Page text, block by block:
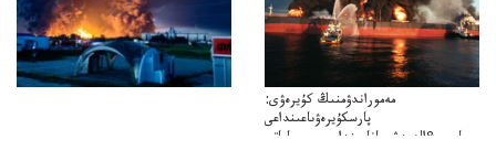
مەموراندۋمنىڭ كۇيرەۋى:
پارسكۇيرەۋىاعىنداعى
پارسى&الەمدشىعاناعىنداعىسىن ساعاتى